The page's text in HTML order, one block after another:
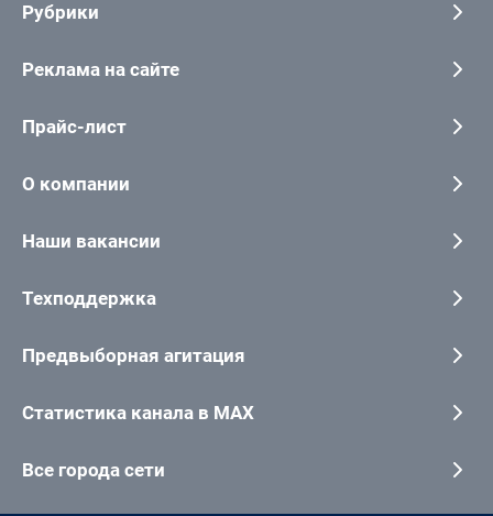
Рубрики
Реклама на сайте
Прайс-лист
О компании
Наши вакансии
Техподдержка
Предвыборная агитация
Статистика канала в MAX
Все города сети